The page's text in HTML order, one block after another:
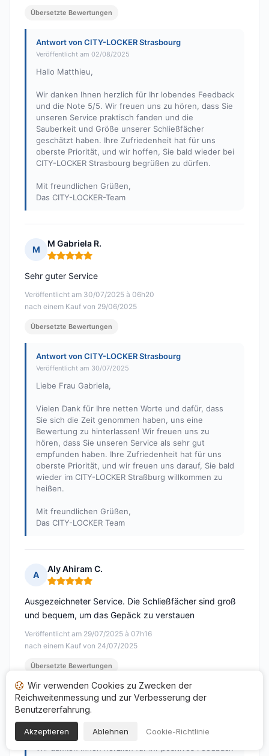
Übersetzte Bewertungen
Antwort von CITY-LOCKER Strasbourg
Veröffentlicht am 02/08/2025
Hallo Matthieu,
Wir danken Ihnen herzlich für Ihr lobendes Feedback
und die Note 5/5. Wir freuen uns zu hören, dass Sie
unseren Service praktisch fanden und die
Sauberkeit und Größe unserer Schließfächer
geschätzt haben. Ihre Zufriedenheit hat für uns
oberste Priorität, und wir hoffen, Sie bald wieder bei
CITY-LOCKER Strasbourg begrüßen zu dürfen.
Mit freundlichen Grüßen,
Das CITY-LOCKER-Team
M
M Gabriela R.
Hinweis: 5 von 5
Veröffentlicht am 30/07/2025 à 06h20
nach einem Kauf von 29/06/2025
Sehr guter Service
Übersetzte Bewertungen
Antwort von CITY-LOCKER Strasbourg
Veröffentlicht am 30/07/2025
Liebe Frau Gabriela,
Vielen Dank für Ihre netten Worte und dafür, dass
Sie sich die Zeit genommen haben, uns eine
Bewertung zu hinterlassen! Wir freuen uns zu
hören, dass Sie unseren Service als sehr gut
empfunden haben. Ihre Zufriedenheit hat für uns
oberste Priorität, und wir freuen uns darauf, Sie bald
wieder im CITY-LOCKER Straßburg willkommen zu
heißen.
Mit freundlichen Grüßen,
Das CITY-LOCKER Team
A
Aly Ahiram C.
Hinweis: 5 von 5
Veröffentlicht am 29/07/2025 à 07h16
nach einem Kauf von 24/07/2025
Ausgezeichneter Service. Die Schließfächer sind groß
und bequem, um das Gepäck zu verstauen
Übersetzte Bewertungen
Antwort von CITY-LOCKER Strasbourg
Veröffentlicht am 30/07/2025
Sehr geehrter Aly Ahiram,
Wir verwenden Cookies zu Zwecken der
Reichweitenmessung und zur Verbesserung der
Benutzererfahrung.
Akzeptieren Ablehnen Cookie-Richtlinie